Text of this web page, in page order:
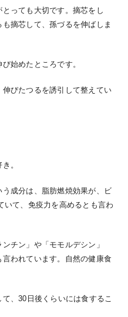
っても大切です。摘芯をし
摘芯して、孫づるを伸ばしま
始めたところです。
びたつるを誘引して整えてい
。
成分は、脂肪燃焼効果が、ビ
いて、免疫力を高めるとも言わ
チン」や「モモルデシン」
われています。 自然の健康食
、30日後くらいには食するこ